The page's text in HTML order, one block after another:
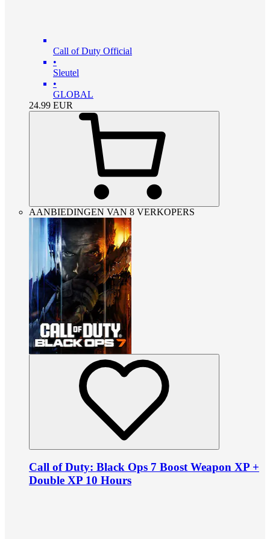
Call of Duty Official
•
Sleutel
•
GLOBAL
24.99 EUR
AANBIEDINGEN VAN 8 VERKOPERS
Call of Duty: Black Ops 7 Boost Weapon XP +
Double XP 10 Hours